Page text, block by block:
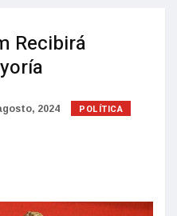
Recibirá
2024 POLÍTICA